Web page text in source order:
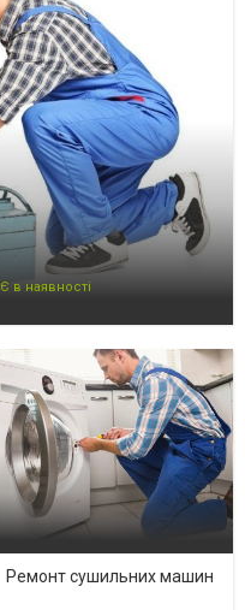
Є в наявності
Ремонт сушильних машин